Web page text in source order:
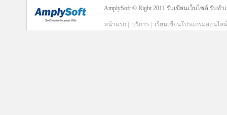
AmplySoft © Right 2011 รับเขียนเว็บไซต์,รับ
หน้าแรก บริการ เรียนเขียนโปรแกรมออนไลน์